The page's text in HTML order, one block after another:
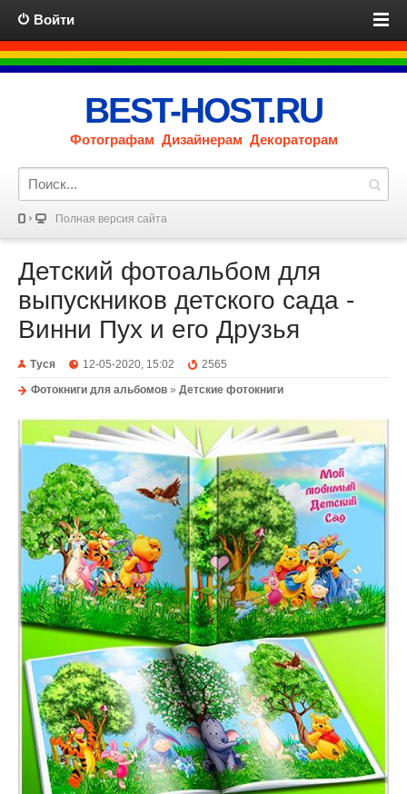
Войти
BEST-HOST.RU
Фотографам Дизайнерам Декораторам
Полная версия сайта
Детский фотоальбом для
выпускников детского сада -
Винни Пух и его Друзья
Туся 12-05-2020, 15:02
2565
Фотокниги для альбомов » Детские фотокниги